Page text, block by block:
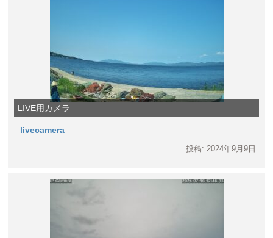
LIVE用カメラ
livecamera
投稿: 2024年9月9日